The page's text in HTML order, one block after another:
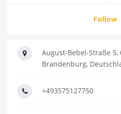
Follow
August-Bebel-Straße
Brandenburg,
+493575127750